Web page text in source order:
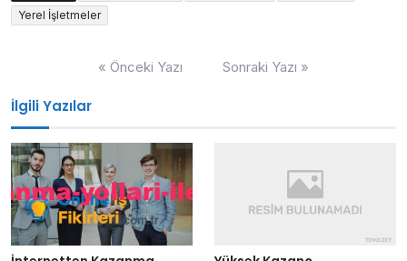
Yerel İşletmeler
« Önceki Yazı Sonraki Yazı »
İlgili Yazılar